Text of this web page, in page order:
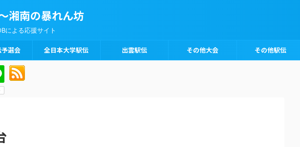
湘南の暴れん坊
による応援サイト
選会 全日本大学駅伝 出雲駅伝 その他大会 その他駅伝